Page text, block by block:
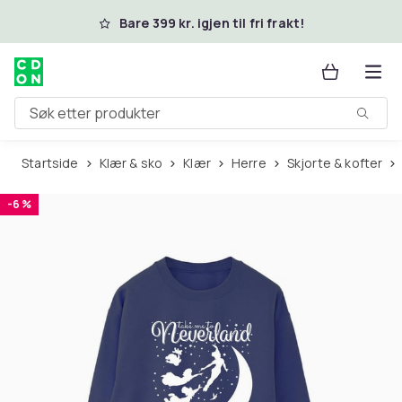
Hopp til hovedinnholdBare 399 kr. igjen til fri frakt!
Søk etter produkter
Startside Klær & sko Klær Herre Skjorte & kofter
-6 %